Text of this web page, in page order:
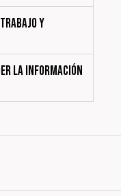
Y
LA INFORMACIÓN